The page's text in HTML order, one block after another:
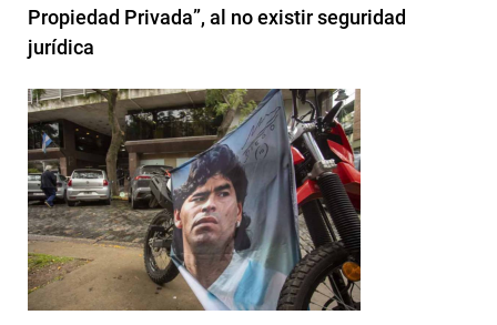
Propiedad Privada”, al no existir seguridad
jurídica